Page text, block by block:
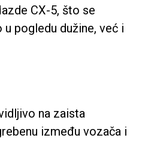
CX-5, što se
pogledu dužine, već i
na zaista
između vozača i